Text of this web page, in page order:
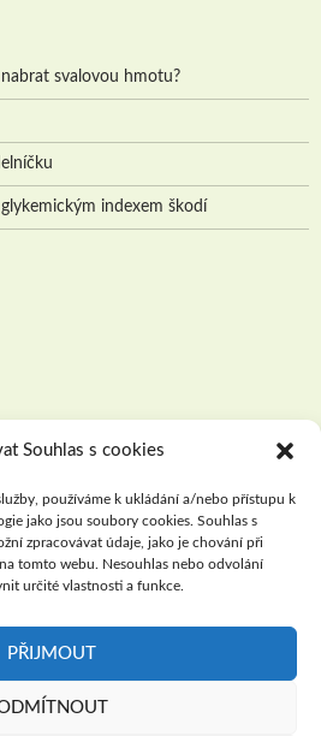
Souhlas s cookies
používáme k ukládání a/nebo přístupu k
jako jsou soubory cookies. Souhlas s
zpracovávat údaje, jako je chování při
tomto webu. Nesouhlas nebo odvolání
určité vlastnosti a funkce.
PŘIJMOUT
svalovou hmotu?
indexem škodí
práva vyhrazena.